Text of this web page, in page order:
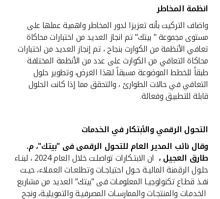
انظمة المخاطر
واضاف التركيت بأنه تعزيزا لدور المخاطر واهمية عملها على
مستوى مجموعة " بيتك" تم انجاز العديد من اختبارات محاكاة
تعافي الأنظمة من الكوارث بنجاح ، تم إنجاز العديد من اختبارات
محاكاة التعافي من الكوارث على عدد من الأنظمة المختلفة
طبقاً للخطط الموضوعة مسبقاً لهذا الغرض، وتطوير حلول
التعافي في حالات الطوارئ ، والتحقق مما إذا كانت الحلول
قابلة للتطبيق وفعالة.
التحول الرقمي والأبتكار في الخدمات
وقال نائب المدير العام للتحول الرقمى فى "بيتك"، م.
طارق العجيل ، ان الابتـكارات تواصلـت خلال العام 2024 ، لبنـاء
حلـول الرقمنة الماليـة حـول احتياجـات وتطلعـات العمـلاء، حيـث
نفـذ قطـاع تكنولوجيـا المعلومـات فى "بيتك" العديد من مشاريع
الخدمـات والمنتجـات والممارسـات المصرفيـة والتمويليـة، ونجح